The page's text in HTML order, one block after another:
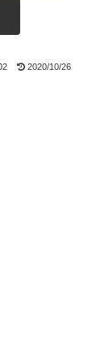
2020/10/26